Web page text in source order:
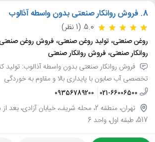
8. فروش روانکار صنعتی بدون واسطه آذالوب
5.0 (1 نظر)
روغن صنعتی، تولید روغن صنعتی، فروش روغن
روانکار صنعتی، فروش روانکار صنعتی
فروش روانکار صنعتی بدون واسطه آذالوب: تولید
تخصصی آب صابون با پایداری بالا و مقاوم به خوردگی
021-66006500
09356789200
تهران، منطقه 2، محله شریف، خیابان
517، طبقه اول، واحد 6